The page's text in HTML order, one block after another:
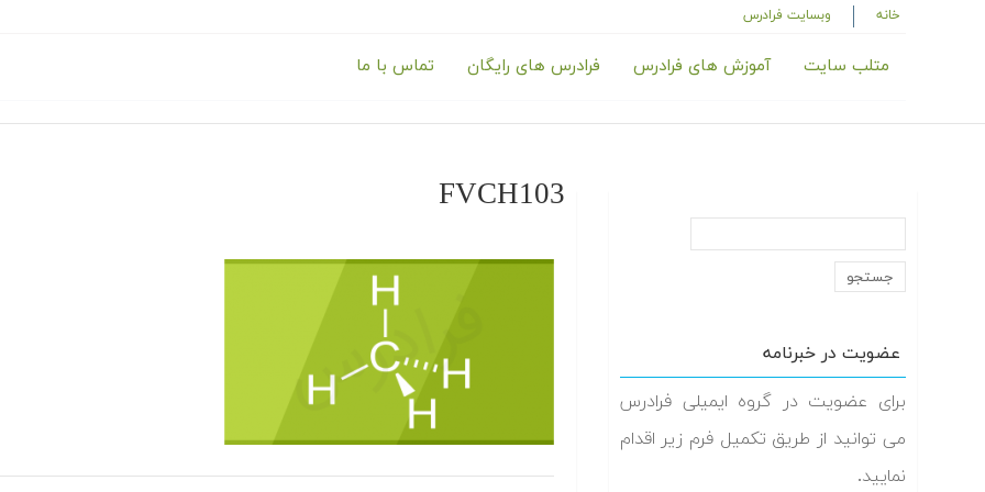
خانه وبسایت فرادرس
متلب سایت آموزش های فرادرس فرادرس های رایگان تماس با ما
عضویت در خبرنامه
برای عضویت در گروه ایمیلی فرادرس
می توانید از طریق تکمیل فرم زیر اقدام
نمایید.
FVCH103